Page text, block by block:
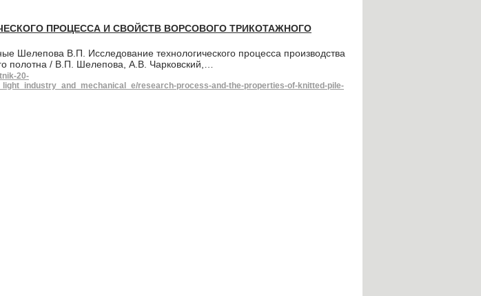
ПРОЦЕССА И СВОЙСТВ ВОРСОВОГО ТРИКОТАЖНОГО
Шелепова В.П. Исследование технологического процесса производства
полотна / В.П. Шелепова, А.В. Чарковский,…
20-
research-process-and-the-properties-of-knitted-pile-